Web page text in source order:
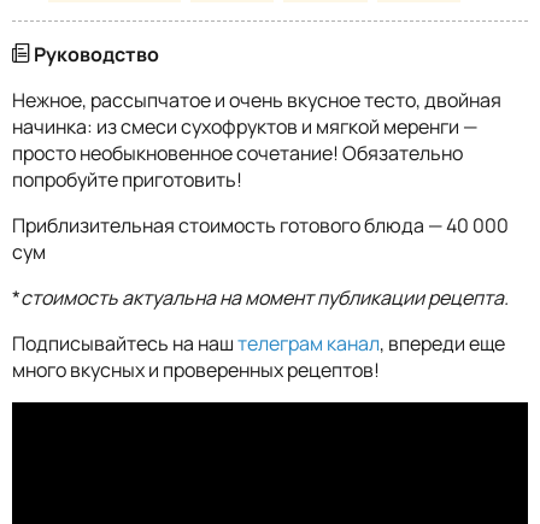
Руководство
Нежное, рассыпчатое и очень вкусное тесто, двойная
начинка: из смеси сухофруктов и мягкой меренги —
просто необыкновенное сочетание! Обязательно
попробуйте приготовить!
Приблизительная стоимость готового блюда — 40 000
сум
*стоимость актуальна на момент публикации рецепта.
Подписывайтесь на наштелеграм канал, впереди еще
много вкусных и проверенных рецептов!